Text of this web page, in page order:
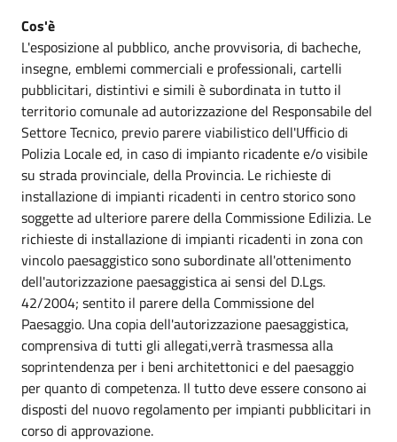
Cos'è
L'esposizione al pubblico, anche provvisoria, di bacheche,
insegne, emblemi commerciali e professionali, cartelli
pubblicitari, distintivi e simili è subordinata in tutto il
territorio comunale ad autorizzazione del Responsabile del
Settore Tecnico, previo parere viabilistico dell'Ufficio di
Polizia Locale ed, in caso di impianto ricadente e/o visibile
su strada provinciale, della Provincia. Le richieste di
installazione di impianti ricadenti in centro storico sono
soggette ad ulteriore parere della Commissione Edilizia. Le
richieste di installazione di impianti ricadenti in zona con
vincolo paesaggistico sono subordinate all'ottenimento
dell'autorizzazione paesaggistica ai sensi del D.Lgs.
42/2004; sentito il parere della Commissione del
Paesaggio. Una copia dell'autorizzazione paesaggistica,
comprensiva di tutti gli allegati,verrà trasmessa alla
soprintendenza per i beni architettonici e del paesaggio
per quanto di competenza. Il tutto deve essere consono ai
disposti del nuovo regolamento per impianti pubblicitari in
corso di approvazione.